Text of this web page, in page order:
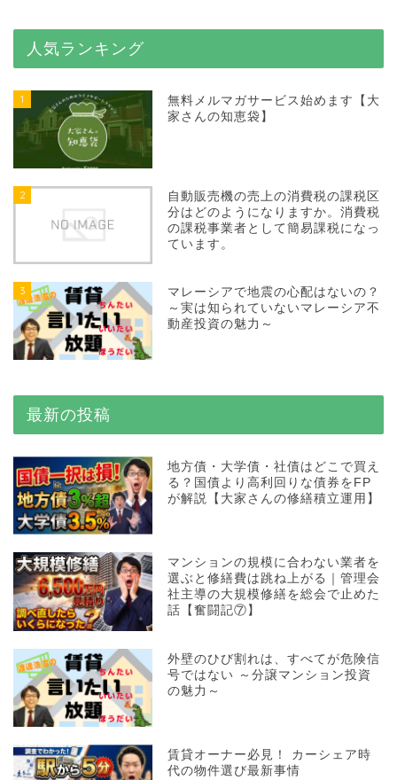
人気ランキング
1
無料メルマガサービス始めます【大
家さんの知恵袋】
2
自動販売機の売上の消費税の課税区
分はどのようになりますか。消費税
の課税事業者として簡易課税になっ
ています。
3
マレーシアで地震の心配はないの？
～実は知られていないマレーシア不
動産投資の魅力～
最新の投稿
地方債・大学債・社債はどこで買え
る？国債より高利回りな債券をFP
が解説【大家さんの修繕積立運用】
マンションの規模に合わない業者を
選ぶと修繕費は跳ね上がる｜管理会
社主導の大規模修繕を総会で止めた
話【奮闘記⑦】
外壁のひび割れは、すべてが危険信
号ではない ～分譲マンション投資
の魅力～
賃貸オーナー必見！ カーシェア時
代の物件選び最新事情